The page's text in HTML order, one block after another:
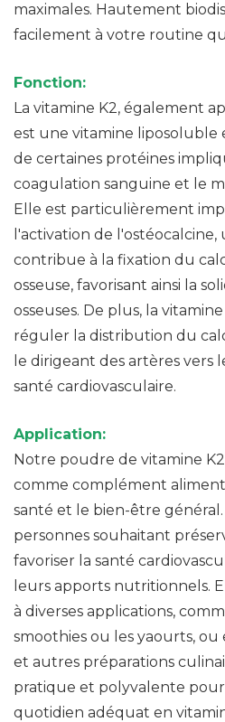
maximales. Hautement
facilement à votre routine
Fonction:
La vitamine K2, également
est une vitamine liposoluble
de certaines protéines
coagulation sanguine et le
Elle est particulièrement
l'activation de
contribue à la fixation du
osseuse, favorisant ainsi la
osseuses. De plus, la
réguler la distribution du
le dirigeant des artères vers
santé cardiovasculaire.
Application:
Notre poudre de vitamine
comme complément
santé et le bien-être
personnes souhaitant
favoriser la santé
leurs apports nutritionnels.
à diverses applications,
smoothies ou les yaourts, ou
et autres préparations
pratique et polyvalente
quotidien adéquat en